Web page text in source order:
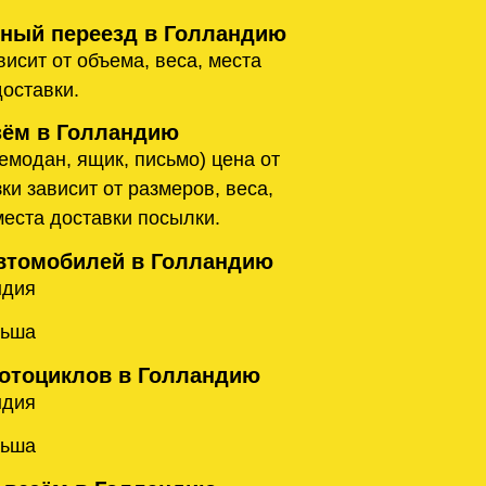
переезд в Голландию
от объема, веса, места
в Голландию
ящик, письмо) цена от
зависит от размеров, веса,
доставки посылки.
в Голландию
в Голландию